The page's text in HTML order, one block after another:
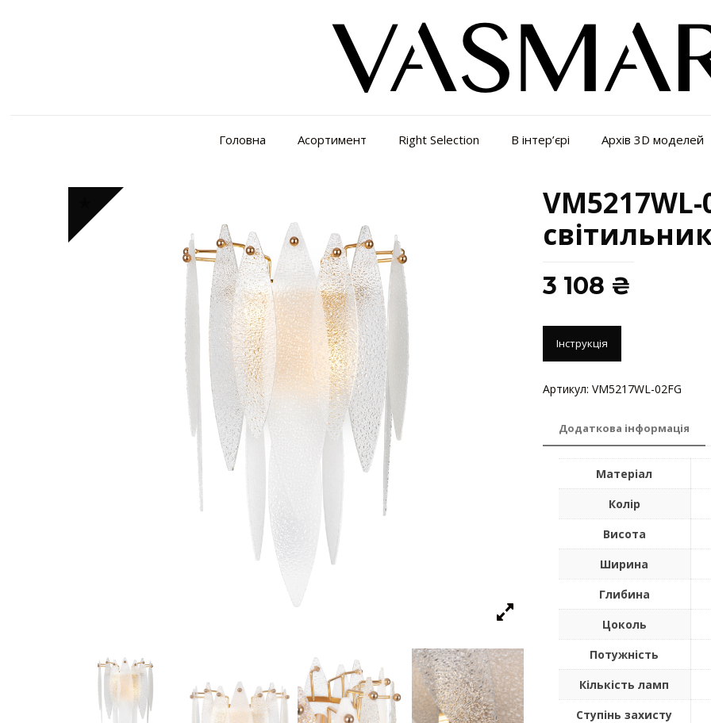
Головна Асортимент Right Selection В інтер’єрі Архів 3D моделей
3 108 ₴
Інструкція
Артикул: VM5217WL-02FG
Додаткова інформація
Матеріал
Колір
Висота
Ширина
Глибина
Цоколь
Потужність
Кількість ламп
Ступінь захисту